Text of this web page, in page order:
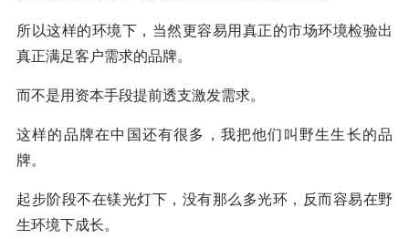
所以这样的环境下，当然更容易用真正的市场环境检验出
真正满足客户需求的品牌。
而不是用资本手段提前透支激发需求。
这样的品牌在中国还有很多，我把他们叫野生生长的品
牌。
起步阶段不在镁光灯下，没有那么多光环，反而容易在野
生环境下成长。